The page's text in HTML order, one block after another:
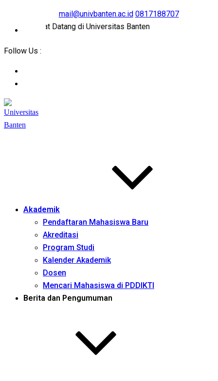
mail@univbanten.ac.id 0817188707
Selamat Datang di Universitas Banten
Follow Us :
Akademik
Pendaftaran Mahasiswa Baru
Akreditasi
Program Studi
Kalender Akademik
Dosen
Mencari Mahasiswa di PDDIKTI
Berita dan Pengumuman